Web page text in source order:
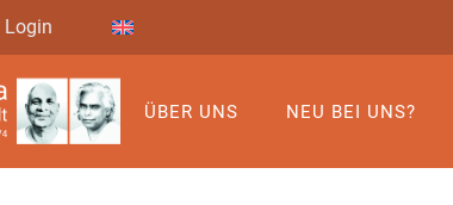
Login
ÜBER UNS NEU BEI UNS?